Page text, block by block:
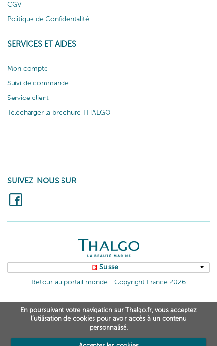
CGV
Politique de Confidentalité
SERVICES ET AIDES
Mon compte
Suivi de commande
Service client
Télécharger la brochure THALGO
SUIVEZ-NOUS SUR
Suisse
Retour au portail monde
Copyright France 2026
En poursuivant votre navigation sur Thalgo.fr, vous acceptez
l’utilisation de cookies pour avoir accès à un contenu
personnalisé.